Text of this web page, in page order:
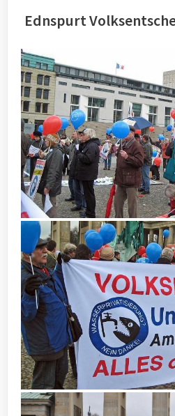
Ednspurt